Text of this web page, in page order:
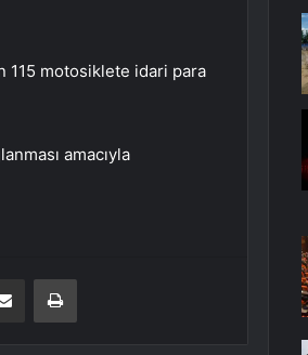
115 motosiklete idari para
amacıyla
E-Posta ile paylaş Yazdır